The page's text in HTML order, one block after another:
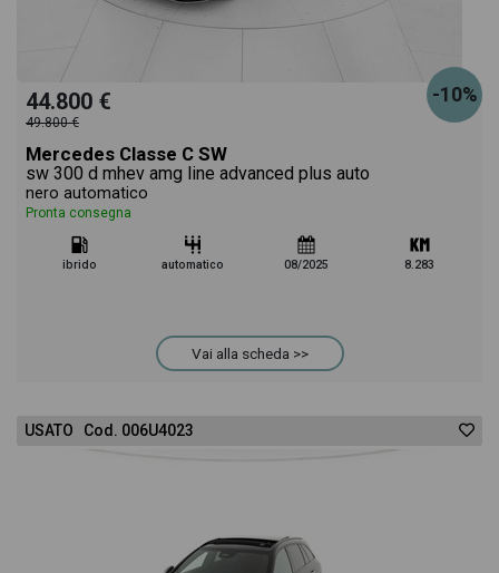
-10%
44.800 €
49.800 €
Mercedes Classe C SW
sw 300 d mhev amg line advanced plus auto
nero automatico
Pronta consegna
ibrido automatico 08/2025 8.283
Vai alla scheda >>
USATO Cod. 006U4023